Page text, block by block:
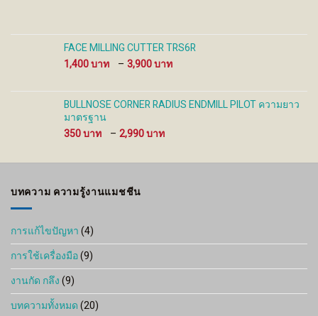
FACE MILLING CUTTER TRS6R
1,400
– 3,900
1,400 ฿
through
BULLNOSE CORNER RADIUS ENDMILL PILOT ความยาว
มาตรฐาน
350
– 2,990
350 ฿
บทความ ความรู้งานแมชชีน
การแก้ไขปัญหา(4)
การใช้เครื่องมือ(9)
งานกัด กลึง(9)
บทความทั้งหมด(20)